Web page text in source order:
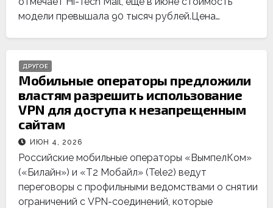
модели превышала 90 тысяч рублей.Цена…
ДРУГОЕ
Мобильные операторы предложили
властям разрешить использование
VPN для доступа к незапрещенным
сайтам
ИЮН 4, 2026
Российские мобильные операторы «ВымпелКом»
(«Билайн») и «Т2 Мобайл» (Tele2) ведут
переговоры с профильными ведомствами о снятии
ограничений с VPN-соединений, которые